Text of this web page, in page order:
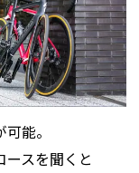
能。
スを聞くと